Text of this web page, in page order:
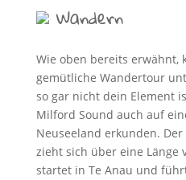
Wandern
Wie oben bereits erwähnt,
gemütliche Wandertour
so gar nicht dein Element
Milford Sound auch auf
Neuseeland erkunden.
zieht sich über eine Länge
startet in Te Anau und